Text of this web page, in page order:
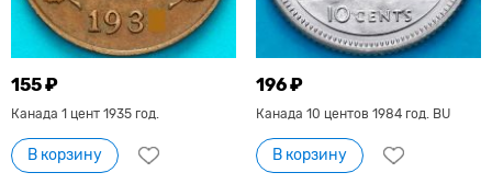
155 ₽
Канада 1 цент 1935 год.
В корзину
196 ₽
Канада 10 центов 1984 год. BU
В корзину